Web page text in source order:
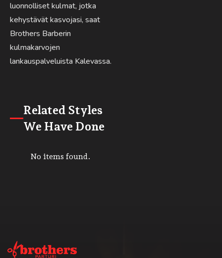
luonnolliset kulmat, jotka
kehystävät kasvojasi, saat
Brothers Barberin
kulmakarvojen
lankauspalveluista Kalevassa.
Related Styles
We Have Done
No items found.